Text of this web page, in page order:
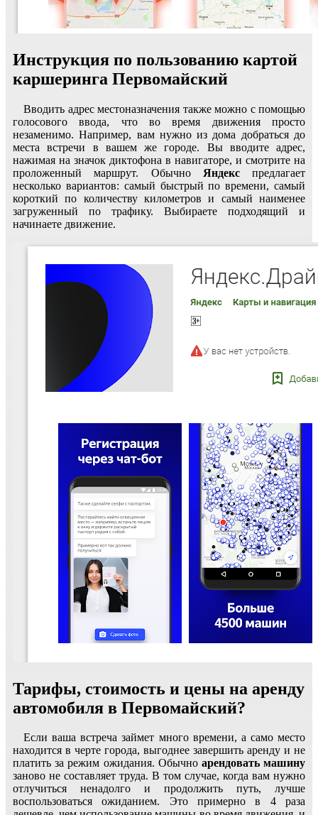
Инструкция по пользованию картой
каршеринга Первомайский
Вводить адрес местоназначения также можно с помощью
голосового ввода, что во время движения просто
незаменимо. Например, вам нужно из дома добраться до
места встречи в вашем же городе. Вы вводите адрес,
нажимая на значок диктофона в навигаторе, и смотрите на
проложенный маршрут. Обычно Яндекспредлагает
несколько вариантов: самый быстрый по времени, самый
короткий по количеству километров и самый наименее
загруженный по трафику. Выбираете подходящий и
начинаете движение.
Тарифы, стоимость и цены на аренду
автомобиля в Первомайский?
Если ваша встреча займет много времени, а само место
находится в черте города, выгоднее завершить аренду и не
платить за режим ожидания. Обычно арендовать машину
заново не составляет труда. В том случае, когда вам нужно
отлучиться ненадолго и продолжить путь, лучше
воспользоваться ожиданием. Это примерно в 4 раза